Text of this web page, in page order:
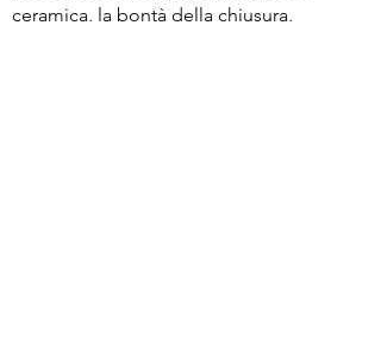
ceramica, la bontà della chiusura,